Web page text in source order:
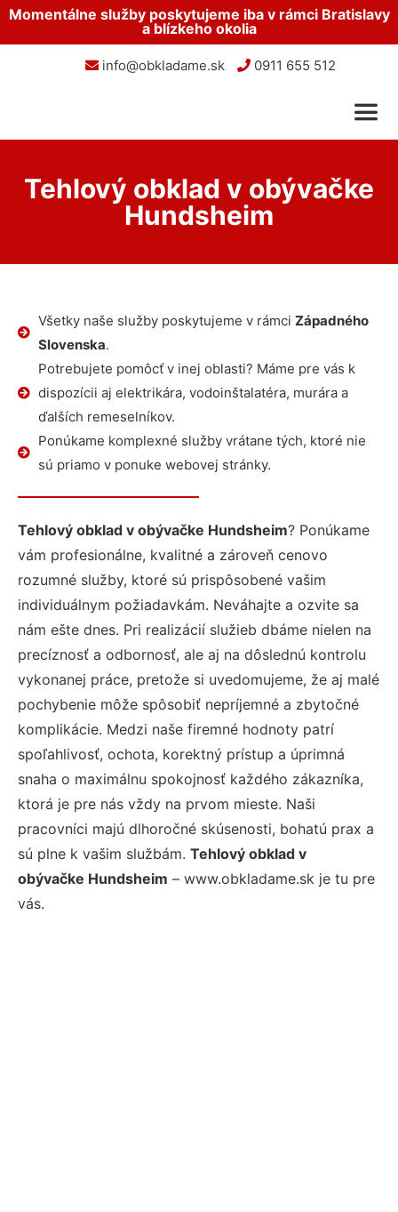
Momentálne služby poskytujeme iba v rámci Bratislavy
a blízkeho okolia
info@obkladame.sk 0911 655 512
Tehlový obklad v obývačke
Hundsheim
Všetky naše služby poskytujeme v rámci Západného
Slovenska.
Potrebujete pomôcť v inej oblasti? Máme pre vás k
dispozícii aj elektrikára, vodoinštalatéra, murára a
ďalších remeselníkov.
Ponúkame komplexné služby vrátane tých, ktoré nie
sú priamo v ponuke webovej stránky.
Tehlový obklad v obývačke Hundsheim? Ponúkame
vám profesionálne, kvalitné a zároveň cenovo
rozumné služby, ktoré sú prispôsobené vašim
individuálnym požiadavkám. Neváhajte a ozvite sa
nám ešte dnes. Pri realizácií služieb dbáme nielen na
precíznosť a odbornosť, ale aj na dôslednú kontrolu
vykonanej práce, pretože si uvedomujeme, že aj malé
pochybenie môže spôsobiť nepríjemné a zbytočné
komplikácie. Medzi naše firemné hodnoty patrí
spoľahlivosť, ochota, korektný prístup a úprimná
snaha o maximálnu spokojnosť každého zákazníka,
ktorá je pre nás vždy na prvom mieste. Naši
pracovníci majú dlhoročné skúsenosti, bohatú prax a
sú plne k vašim službám. Tehlový obklad v
obývačke Hundsheim – www.obkladame.sk je tu pre
vás.